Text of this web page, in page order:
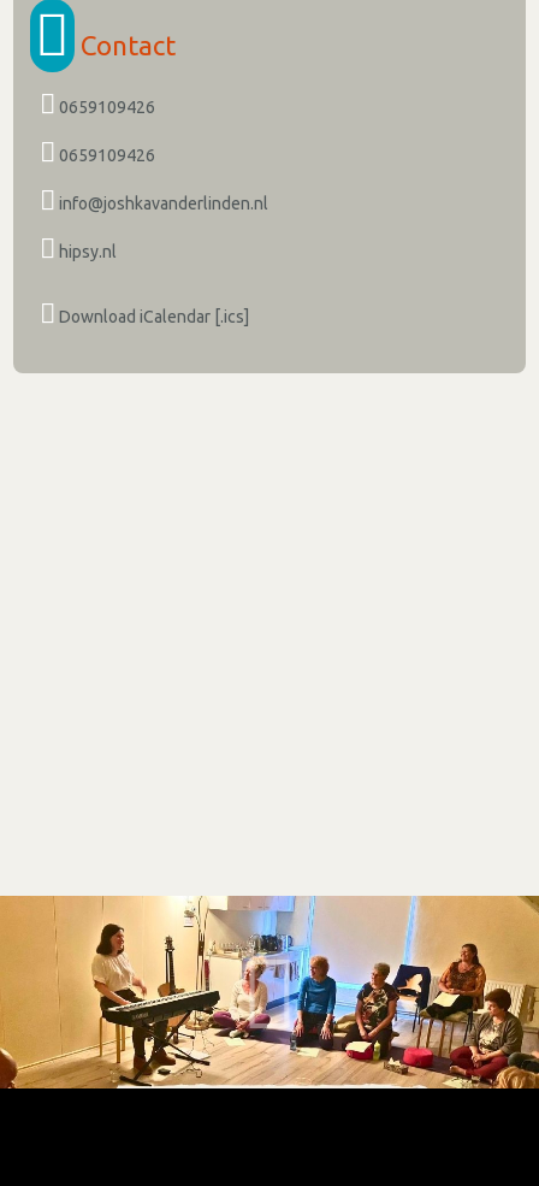
Contact
0659109426
0659109426
info@joshkavanderlinden.nl
hipsy.nl
Download iCalendar [.ics]